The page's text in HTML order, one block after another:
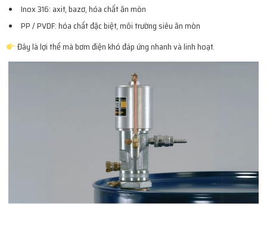
Inox 316: axit, bazơ, hóa chất ăn mòn
PP / PVDF: hóa chất đặc biệt, môi trường siêu ăn mòn
Đây là lợi thế mà bơm điện khó đáp ứng nhanh và linh hoạt.